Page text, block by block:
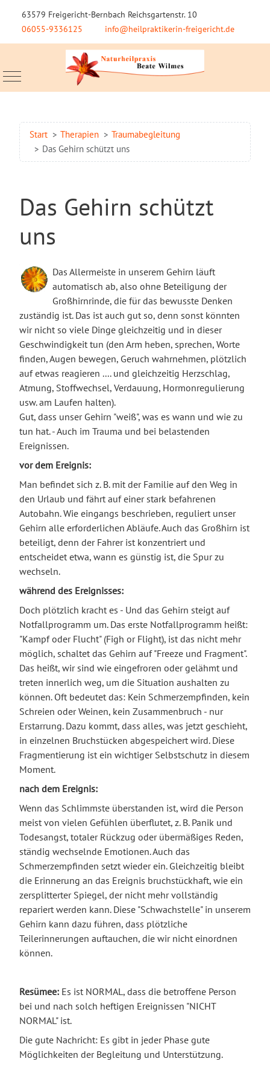
63579 Freigericht-Bernbach Reichsgartenstr. 10
06055-9336125
info@heilpraktikerin-freigericht.de
Mobile Menu Toggle
Start Therapien
Traumabegleitung
Das Gehirn schützt uns
Das Gehirn schützt
uns
Das Allermeiste in unserem Gehirn läuft
automatisch ab, also ohne Beteiligung der
Großhirnrinde, die für das bewusste Denken
zuständig ist. Das ist auch gut so, denn sonst könnten
wir nicht so viele Dinge gleichzeitig und in dieser
Geschwindigkeit tun (den Arm heben, sprechen, Worte
finden, Augen bewegen, Geruch wahrnehmen, plötzlich
auf etwas reagieren .... und gleichzeitig Herzschlag,
Atmung, Stoffwechsel, Verdauung, Hormonregulierung
usw. am Laufen halten).
Gut, dass unser Gehirn "weiß", was es wann und wie zu
tun hat. - Auch im Trauma und bei belastenden
Ereignissen.
vor dem Ereignis:
Man befindet sich z. B. mit der Familie auf den Weg in
den Urlaub und fährt auf einer stark befahrenen
Autobahn. Wie eingangs beschrieben, reguliert unser
Gehirn alle erforderlichen Abläufe. Auch das Großhirn ist
beteiligt, denn der Fahrer ist konzentriert und
entscheidet etwa, wann es günstig ist, die Spur zu
wechseln.
während des Ereignisses:
Doch plötzlich kracht es - Und das Gehirn steigt auf
Notfallprogramm um. Das erste Notfallprogramm heißt:
"Kampf oder Flucht" (Figh or Flight), ist das nicht mehr
möglich, schaltet das Gehirn auf "Freeze und Fragment".
Das heißt, wir sind wie eingefroren oder gelähmt und
treten innerlich weg, um die Situation aushalten zu
können. Oft bedeutet das: Kein Schmerzempfinden, kein
Schreien oder Weinen, kein Zusammenbruch - nur
Erstarrung. Dazu kommt, dass alles, was jetzt geschieht,
in einzelnen Bruchstücken abgespeichert wird. Diese
Fragmentierung ist ein wichtiger Selbstschutz in diesem
Moment.
nach dem Ereignis:
Wenn das Schlimmste überstanden ist, wird die Person
meist von vielen Gefühlen überflutet, z. B. Panik und
Todesangst, totaler Rückzug oder übermäßiges Reden,
ständig wechselnde Emotionen. Auch das
Schmerzempfinden setzt wieder ein. Gleichzeitig bleibt
die Erinnerung an das Ereignis bruchstückhaft, wie ein
zersplitterter Spiegel, der nicht mehr vollständig
repariert werden kann. Diese "Schwachstelle" in unserem
Gehirn kann dazu führen, dass plötzliche
Teilerinnerungen auftauchen, die wir nicht einordnen
können.
Resümee: Es ist NORMAL, dass die betroffene Person
bei und nach solch heftigen Ereignissen "NICHT
NORMAL" ist.
Die gute Nachricht: Es gibt in jeder Phase gute
Möglichkeiten der Begleitung und Unterstützung.